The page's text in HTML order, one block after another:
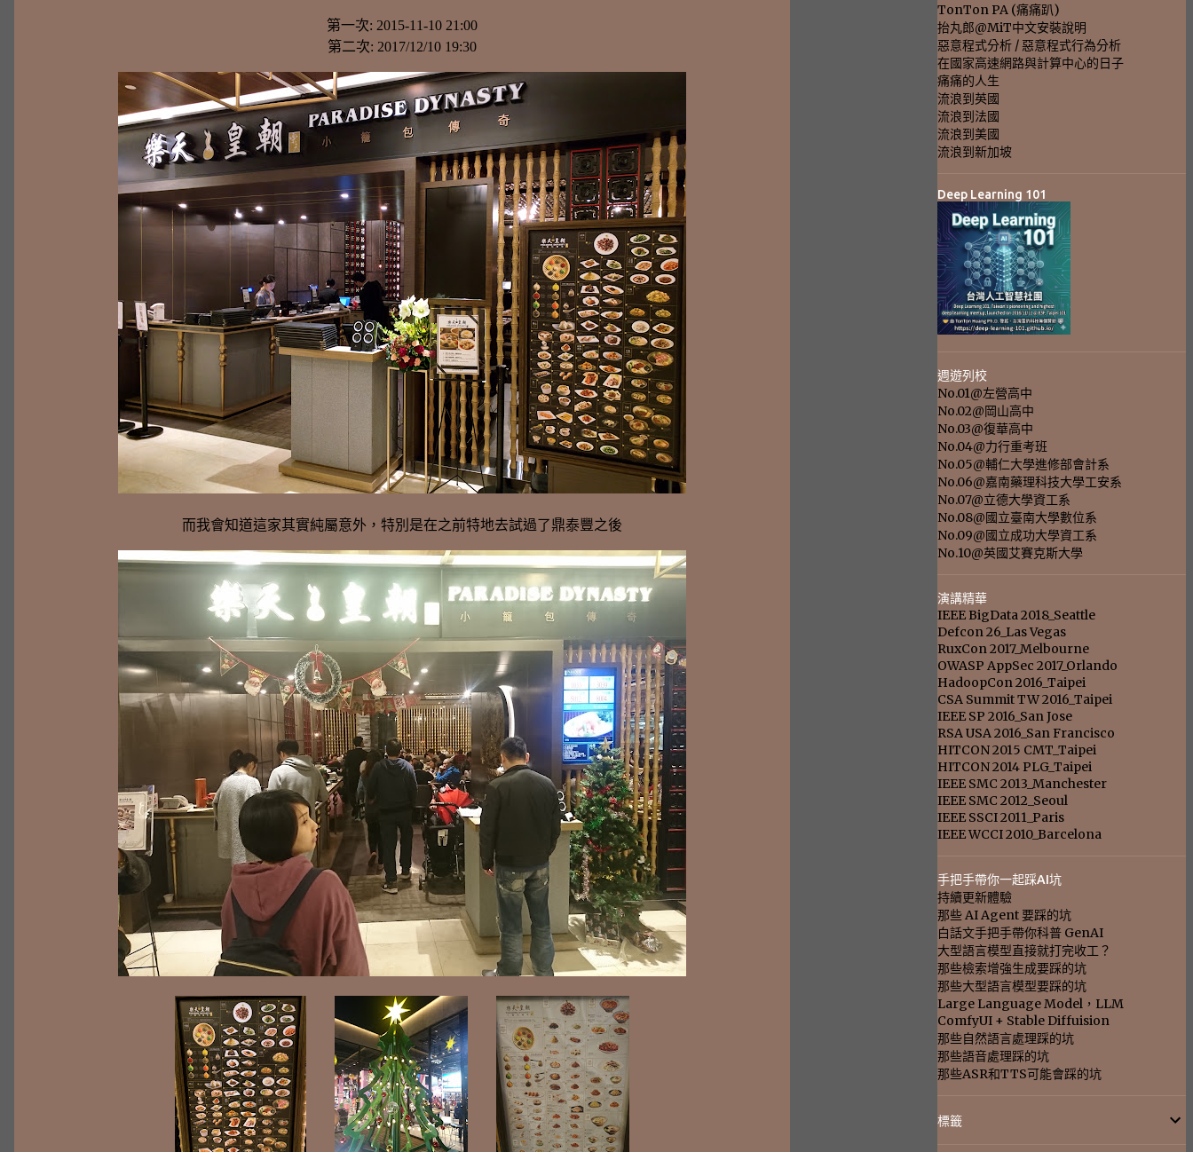
第一次: 2015-11-10 21:00
第二次: 2017/12/10 19:30
而我會知道這家其實純屬意外，特別是在之前特地去試過了鼎泰豐之後
TonTon PA (痛痛趴)
抬丸郎@MiT中文安裝說明
惡意程式分析 / 惡意程式行為分析
在國家高速網路與計算中心的日子
痛痛的人生
流浪到英國
流浪到法國
流浪到美國
流浪到新加坡
Deep Learning 101
週遊列校
No.01@左營高中
No.02@岡山高中
No.03@復華高中
No.04@力行重考班
No.05@輔仁大學進修部會計系
No.06@嘉南藥理科技大學工安系
No.07@立德大學資工系
No.08@國立臺南大學數位系
No.09@國立成功大學資工系
No.10@英國艾賽克斯大學
演講精華
IEEE BigData 2018_Seattle
Defcon 26_Las Vegas
RuxCon 2017_Melbourne
OWASP AppSec 2017_Orlando
HadoopCon 2016_Taipei
CSA Summit TW 2016_Taipei
IEEE SP 2016_San Jose
RSA USA 2016_San Francisco
HITCON 2015 CMT_Taipei
HITCON 2014 PLG_Taipei
IEEE SMC 2013_Manchester
IEEE SMC 2012_Seoul
IEEE SSCI 2011_Paris
IEEE WCCI 2010_Barcelona
手把手帶你一起踩AI坑
持續更新體驗
那些 AI Agent 要踩的坑
白話文手把手帶你科普 GenAI
大型語言模型直接就打完收工？
那些檢索增強生成要踩的坑
那些大型語言模型要踩的坑
Large Language Model，LLM
ComfyUI + Stable Diffuision
那些自然語言處理踩的坑
那些語音處理踩的坑
那些ASR和TTS可能會踩的坑
標籤